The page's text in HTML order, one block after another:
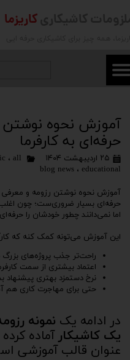
تغییر گذر واژه
سفارشات
کاریزما
آموزش نحوه نوشتن
حرفه‌ای به کارفرما
۲۵ اردیبهشت ۱۴۰۴ ، all
blog news ، educational
آموزش نحوه نوشتن رزومه و معرفی
حرفه‌ای بسیار ضروری‌ست؛ چون اغلب
اما نمی‌دانند چطور خودشان را
این آموزش می‌تونه کمک کنه که
راحت‌تر جذب پروژه‌های
اعتماد بیشتری از سمت
نرخ دستمزد بهتری پیشنهاد
حتی برای مهاجرت کاری هم
در ادامه یک نمونه
یک کاشیکار آماده
عنوان قالب آموزشی